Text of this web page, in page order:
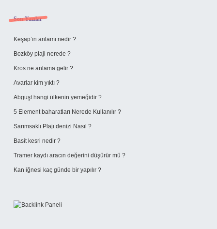
Sidebar
Son Yazılar
Keşap’ın anlamı nedir ?
Bozköy plaji nerede ?
Kros ne anlama gelir ?
Avarlar kim yıktı ?
Abguşt hangi ülkenin yemeğidir ?
5 Element baharatları Nerede Kullanılır ?
Sarımsaklı Plajı denizi Nasıl ?
Basit kesri nedir ?
Tramer kaydı aracın değerini düşürür mü ?
Kan iğnesi kaç günde bir yapılır ?